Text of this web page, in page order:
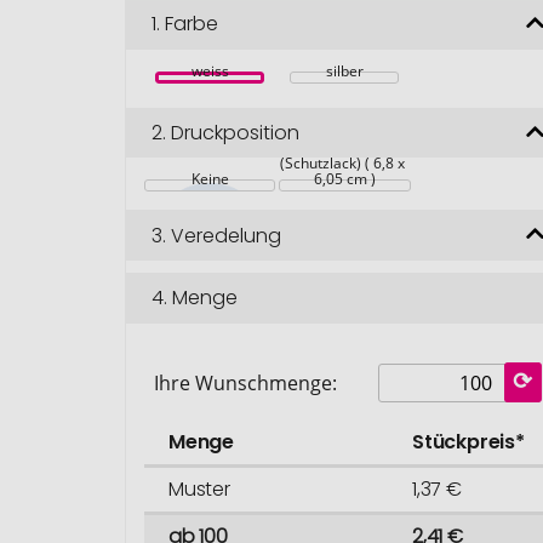
1.Farbe
weiss silber
2.Druckposition
Keine
Weißes Etikett
(Schutzlack) ( 6,8 x
6,05 cm )
3.Veredelung
4.Menge
Ihre Wunschmenge:
Menge
Stückpreis*
Muster
1,37 €
ab 100
2,41 €